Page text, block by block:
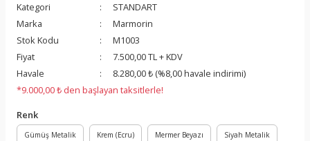
Kategori
STANDART
Marka
Marmorin
Stok Kodu
M1003
Fiyat
7.500,00 TL + KDV
Havale
8.280,00 ₺ (%8,00 havale indirimi)
*9.000,00 ₺ den başlayan taksitlerle!
Renk
Gümüş Metalik Krem (Ecru) Mermer Beyazı Siyah Metalik